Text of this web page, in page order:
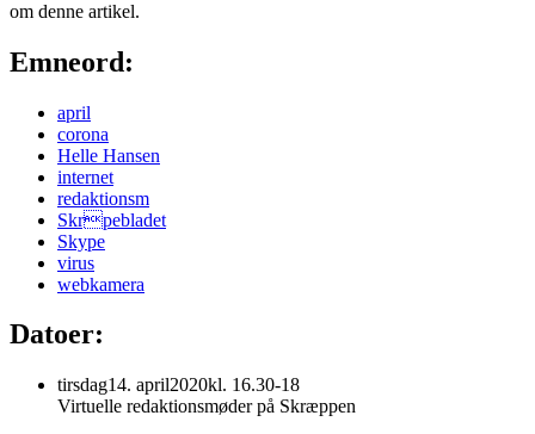
om denne artikel.
Emneord:
april
corona
Helle Hansen
internet
redaktionsm
Skrpebladet
Skype
virus
webkamera
Datoer:
tirsdag14. april2020kl. 16.30-18
Virtuelle redaktions­møder på Skræppen